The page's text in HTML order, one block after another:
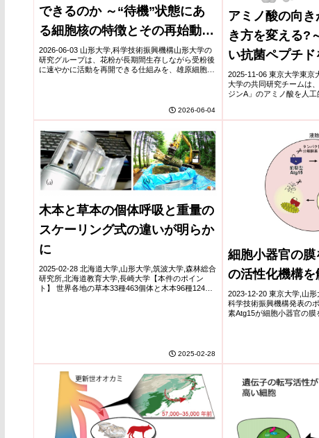
できるのか ～“待機”状態にあ
る細胞核の特徴とその再始動の
仕組みを解明～
2026-06-03 山形大学,科学技術振興機構山形大学の
研究グループは、花粉が長期間生存しながら受粉後
に速やかに活動を再開できる仕組みを、雄原細胞の
2026-06-04
アミノ酸の向
き方を変える?
い抗菌ペプチ
なアプローチ～
2025-11-06 東京大学東京
大学の共同研究チームは
ジンA」のアミノ酸を人
構造異性体(位置異性体)
木本と草本の個体呼吸と重量の
スケーリング式の違いが明らか
に
2025-02-28 北海道大学,山形大学,筑波大学,森林総合
研究所,北海道教育大学,長崎大学【本件のポイン
ト】 世界各地の草本33種463個体と木本96種1243
2025-02-28
細胞小器官の
の活性化機構を
2023-12-20 東京大学,山
科学技術振興機構発表の
素Atg15が細胞小器官の